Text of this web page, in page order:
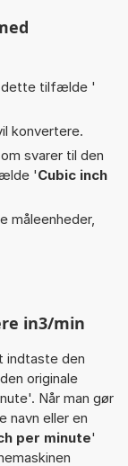
dette tilfælde '
konvertere.
svarer til den
'Cubic inch
måleenheder,
in3/min
indtaste den
originale
Når man gør
navn eller en
per minute'